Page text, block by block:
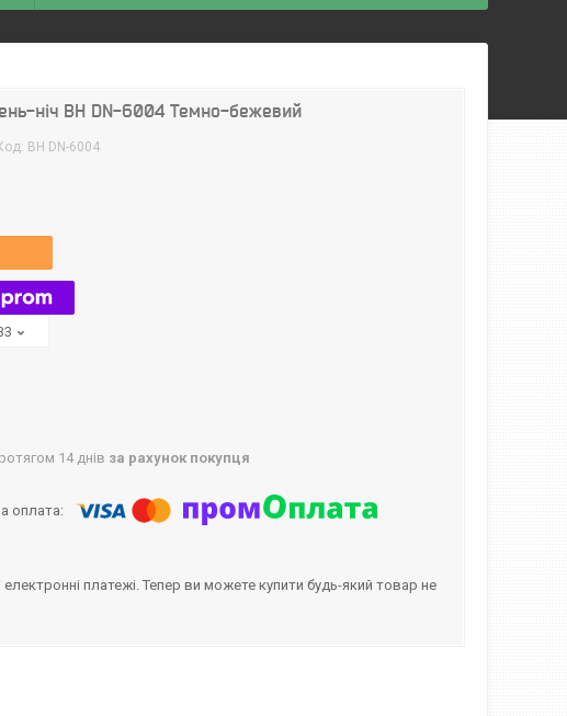
ніч BН DN-6004 Темно-бежевий
BН DN-6004
14 днів за рахунок покупця
електронні платежі. Тепер ви можете купити будь-який товар не